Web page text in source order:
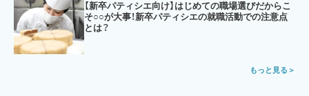
【新卒パティシエ向け】はじめての職場選びだからこ
そ○○が大事！新卒パティシエの就職活動での注意点
とは？
もっと見る